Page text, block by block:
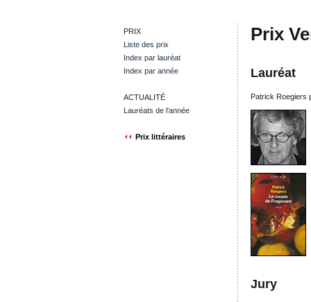
PRIX
Liste des prix
Index par lauréat
Index par année
ACTUALITÉ
Lauréats de l'année
Prix littéraires
Prix
Lauréat
Patrick Roegiers
Jury